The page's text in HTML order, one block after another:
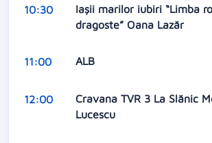
10:30
Iașii marilor iubiri “Limba
dragoste” Oana Lazăr
11:00 ALB
12:00
Cravana TVR 3 La Slănic
Lucescu